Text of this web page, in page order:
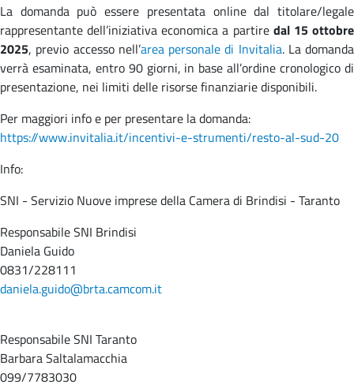
La domanda può essere presentata online dal titolare/legale
rappresentante dell’iniziativa economica a partire dal 15 ottobre
2025, previo accesso nell’area personale di Invitalia. La domanda
verrà esaminata, entro 90 giorni, in base all’ordine cronologico di
presentazione, nei limiti delle risorse finanziarie disponibili.
Per maggiori info e per presentare la domanda:
https://www.invitalia.it/incentivi-e-strumenti/resto-al-sud-20
Info:
SNI - Servizio Nuove imprese della Camera di Brindisi - Taranto
Responsabile SNI Brindisi
Daniela Guido
0831/228111
daniela.guido@brta.camcom.it
Responsabile SNI Taranto
Barbara Saltalamacchia
099/7783030